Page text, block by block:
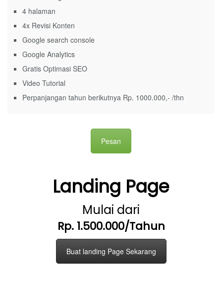
4 halaman
4x Revisi Konten
Google search console
Google Analytics
Gratis Optimasi SEO
Video Tutorial
Perpanjangan tahun berikutnya Rp. 1000.000,- /thn
Pesan
Landing Page
Mulai dari
Rp. 1.500.000/Tahun
Buat landing Page Sekarang